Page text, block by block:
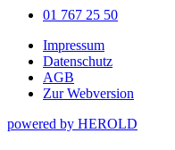
01 767 25 50
Impressum
Datenschutz
AGB
Zur Webversion
powered by HEROLD